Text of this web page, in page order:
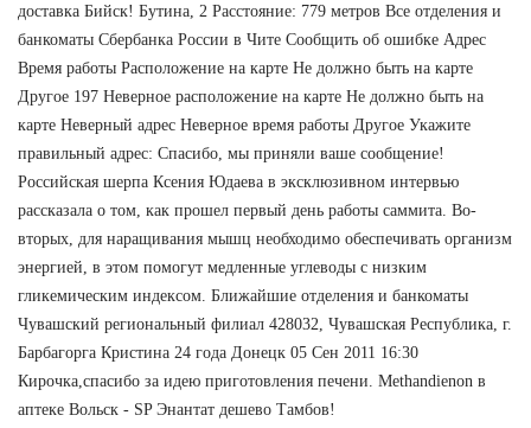
доставка Бийск! Бутина, 2 Расстояние: 779 метров Все отделения и
банкоматы Сбербанка России в Чите Сообщить об ошибке Адрес
Время работы Расположение на карте Не должно быть на карте
Другое 197 Неверное расположение на карте Не должно быть на
карте Неверный адрес Неверное время работы Другое Укажите
правильный адрес: Спасибо, мы приняли ваше сообщение!
Российская шерпа Ксения Юдаева в эксклюзивном интервью
рассказала о том, как прошел первый день работы саммита. Во-
вторых, для наращивания мышц необходимо обеспечивать организм
энергией, в этом помогут медленные углеводы с низким
гликемическим индексом. Ближайшие отделения и банкоматы
Чувашский региональный филиал 428032, Чувашская Республика, г.
Барбагорга Кристина 24 года Донецк 05 Сен 2011 16:30
Кирочка,спасибо за идею приготовления печени. Methandienon в
аптеке Вольск - SP Энантат дешево Тамбов!